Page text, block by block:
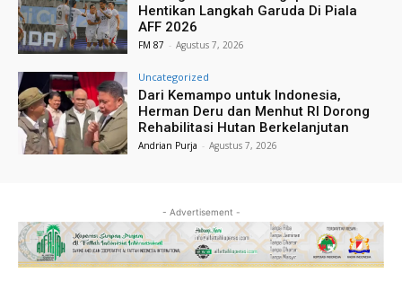
Hentikan Langkah Garuda Di Piala
AFF 2026
FM 87 - Agustus 7, 2026
Uncategorized
Dari Kemampo untuk Indonesia,
Herman Deru dan Menhut RI Dorong
Rehabilitasi Hutan Berkelanjutan
Andrian Purja - Agustus 7, 2026
- Advertisement -